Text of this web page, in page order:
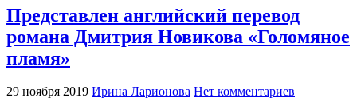
Представлен английский перевод
романа Дмитрия Новикова «Голомяное
пламя»
29 ноября 2019 Ирина Ларионова Нет комментариев